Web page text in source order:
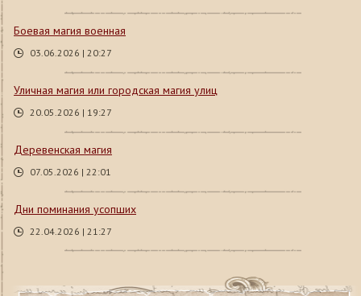
Боевая магия военная
03.06.2026 | 20:27
Уличная магия или городская магия улиц
20.05.2026 | 19:27
Деревенская магия
07.05.2026 | 22:01
Дни поминания усопших
22.04.2026 | 21:27